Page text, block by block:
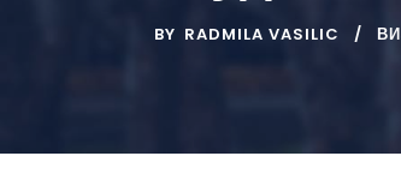
BY RADMILA VASILIC